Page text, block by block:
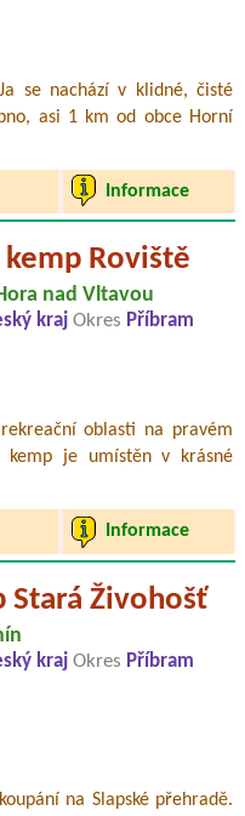
se nachází v klidné, čisté
asi 1 km od obce Horní
Informace
Roviště
nad Vltavou
kraj Okres Příbram
oblasti na pravém
kemp je umístěn v krásné
Informace
Stará Živohošť
kraj Okres Příbram
na Slapské přehradě.